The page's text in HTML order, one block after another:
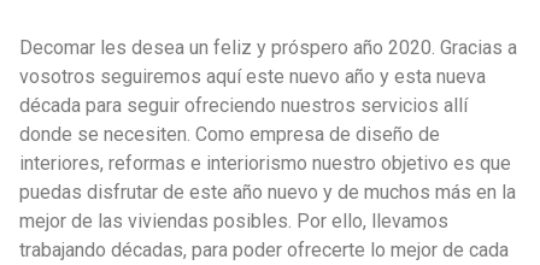
Decomar les desea un feliz y próspero año 2020. Gracias a
vosotros seguiremos aquí este nuevo año y esta nueva
década para seguir ofreciendo nuestros servicios allí
donde se necesiten. Como empresa de diseño de
interiores, reformas e interiorismo nuestro objetivo es que
puedas disfrutar de este año nuevo y de muchos más en la
mejor de las viviendas posibles. Por ello, llevamos
trabajando décadas, para poder ofrecerte lo mejor de cada